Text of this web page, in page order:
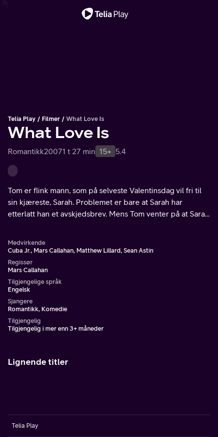
Telia Play Filmer What Love Is
What Love Is
Romantikk20071 t 27 min 15+ 5.4
Tom er flink mann, som på selveste Valentinsdag vil fri til
sin kjæreste, Sarah. Problemet er bare at Sarah har
etterlatt han et avskjedsbrev. Mens Tom venter på at Sarah
Medvirkende
Cuba Jr., Mars Callahan, Matthew Lillard, Sean Astin
Regissør
Mars Callahan
Tilgjengelige språk
Engelsk
Sjangere
Romantikk, Komedie
Tilgjengelig
Tilgjengelig i mer enn 3+ måneder
Lignende titler
Telia Play